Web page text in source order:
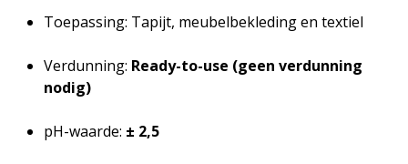
Toepassing: Tapijt, meubelbekleding en textiel
Verdunning: Ready-to-use (geen verdunning
nodig)
pH-waarde: ± 2,5